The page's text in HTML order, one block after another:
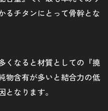
るチタンにとって骨幹とな
くなると材質としての『撓
物含有が多いと結合力の低
なります。